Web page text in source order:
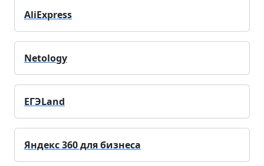
AliExpress
Netology
ЕГЭLand
Яндекс 360 для бизнеса